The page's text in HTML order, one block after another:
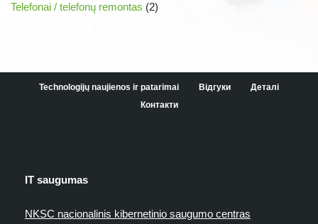
Telefonai / telefonų remontas (2)
Technologijų naujienos ir patarimai Відгуки
Деталі
Контакти
IT saugumas
NKSC nacionalinis kibernetinio saugumo centras